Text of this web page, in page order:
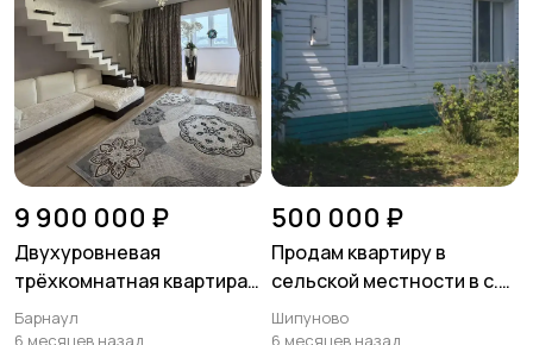
9 900 000 ₽
Двухуровневая
трёхкомнатная квартира
77,4 м² в Барнауле
Барнаул
6 месяцев назад
500 000 ₽
Продам квартиру в
сельской местности в с.
Ельцовка, Шипуновский
район
Шипуново
6 месяцев назад